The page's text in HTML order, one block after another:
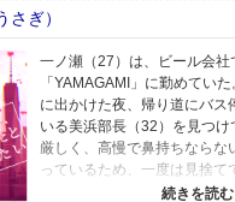
さぎ）
一ノ瀬（27）は、ビール会社
「YAMAGAMI」に勤めてい
に出かけた夜、帰り道にバス
いる美浜部長（32）を見つけ
厳しく、高慢で鼻持ちならな
っているため、一度は見捨て
だが。さすがに寒空の下、見